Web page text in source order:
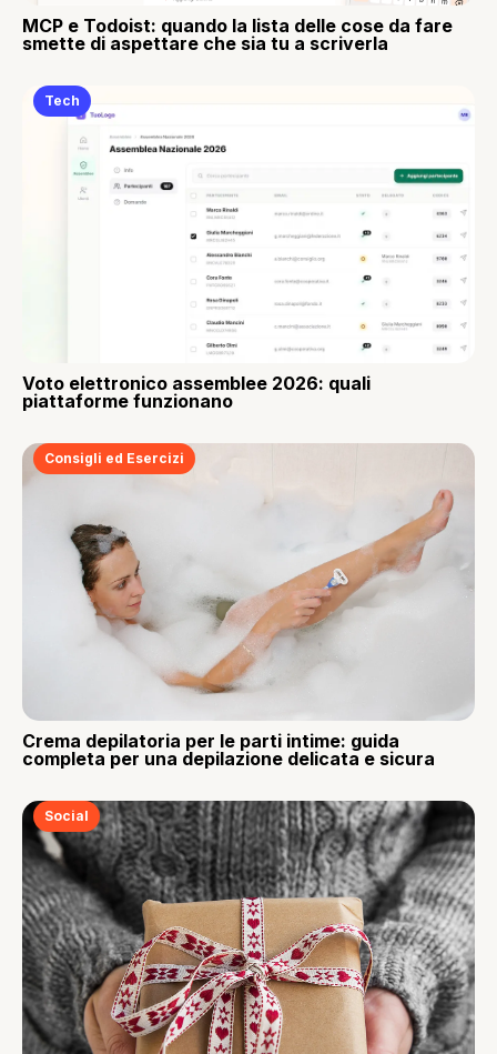
MCP e Todoist: quando la lista delle cose da fare
smette di aspettare che sia tu a scriverla
Tech
Voto elettronico assemblee 2026: quali
piattaforme funzionano
Consigli ed Esercizi
Crema depilatoria per le parti intime: guida
completa per una depilazione delicata e sicura
Social